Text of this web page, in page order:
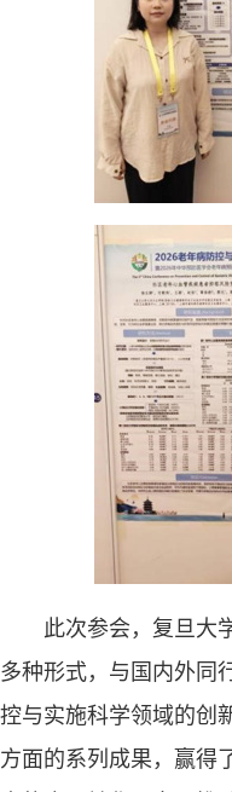
此次参会，复旦大
多种形式，与国内外同
控与实施科学领域的创
方面的系列成果，赢得